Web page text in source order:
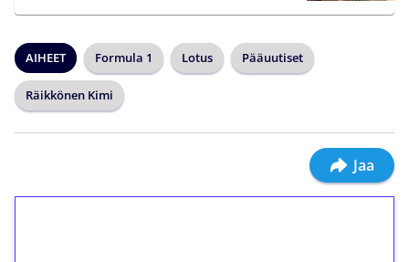
AIHEET Formula 1 Lotus Pääuutiset
Räikkönen Kimi
Jaa